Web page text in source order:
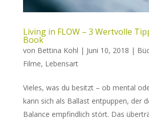
Living in FLOW – 3 Wertvolle
Book
von Bettina Kohl | Juni 10, 2018 |
Filme, Lebensart
Vieles, was du besitzt – ob mental
kann sich als Ballast entpuppen, der
Balance empfindlich stört. Das